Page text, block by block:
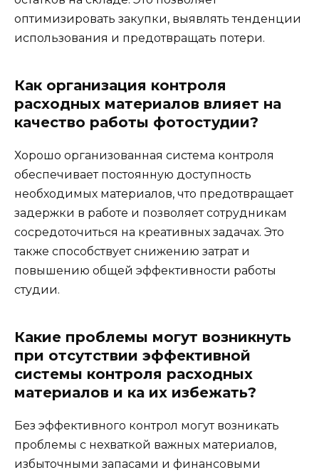
оптимизировать закупки, выявлять тенденции
использования и предотвращать потери.
Как организация контроля
расходных материалов влияет на
качество работы фотостудии?
Хорошо организованная система контроля
обеспечивает постоянную доступность
необходимых материалов, что предотвращает
задержки в работе и позволяет сотрудникам
сосредоточиться на креативных задачах. Это
также способствует снижению затрат и
повышению общей эффективности работы
студии.
Какие проблемы могут возникнуть
при отсутствии эффективной
системы контроля расходных
материалов и ка их избежать?
Без эффективного контрол могут возникать
проблемы с нехваткой важных материалов,
избыточными запасами и финансовыми